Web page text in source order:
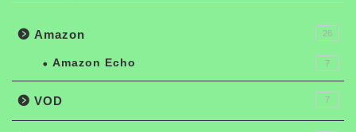
Amazon 26
Amazon Echo 7
VOD 7